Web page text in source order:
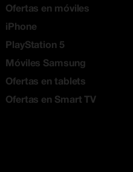
Ofertas en móviles
iPhone
PlayStation 5
Móviles Samsung
Ofertas en tablets
Ofertas en Smart TV